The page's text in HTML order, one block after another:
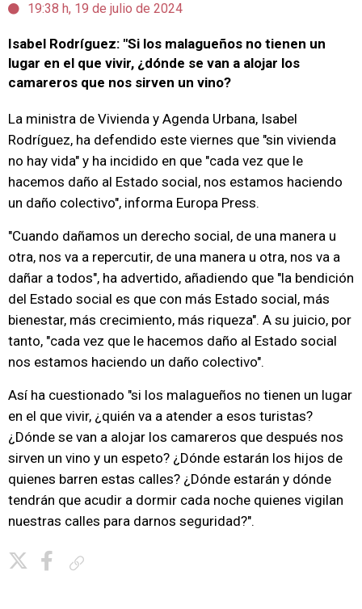
19:38 h, 19 de julio de 2024
Isabel Rodríguez: "Si los malagueños no tienen un
lugar en el que vivir, ¿dónde se van a alojar los
camareros que nos sirven un vino?
La ministra de Vivienda y Agenda Urbana, Isabel
Rodríguez, ha defendido este viernes que "sin vivienda
no hay vida" y ha incidido en que "cada vez que le
hacemos daño al Estado social, nos estamos haciendo
un daño colectivo", informa Europa Press.
"Cuando dañamos un derecho social, de una manera u
otra, nos va a repercutir, de una manera u otra, nos va a
dañar a todos", ha advertido, añadiendo que "la bendición
del Estado social es que con más Estado social, más
bienestar, más crecimiento, más riqueza". A su juicio, por
tanto, "cada vez que le hacemos daño al Estado social
nos estamos haciendo un daño colectivo".
Así ha cuestionado "si los malagueños no tienen un lugar
en el que vivir, ¿quién va a atender a esos turistas?
¿Dónde se van a alojar los camareros que después nos
sirven un vino y un espeto? ¿Dónde estarán los hijos de
quienes barren estas calles? ¿Dónde estarán y dónde
tendrán que acudir a dormir cada noche quienes vigilan
nuestras calles para darnos seguridad?".